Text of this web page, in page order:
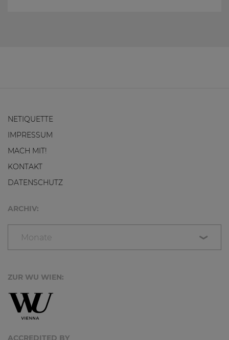
NETIQUETTE
IMPRESSUM
MACH MIT!
KONTAKT
DATENSCHUTZ
ARCHIV:
Monate
ZUR WU WIEN:
ACCREDITED BY